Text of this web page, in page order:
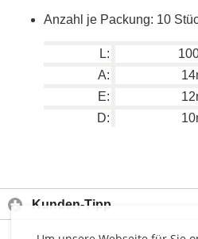
Anzahl je Packung: 10
L:
A:
E:
D:
Kunden-Tipp